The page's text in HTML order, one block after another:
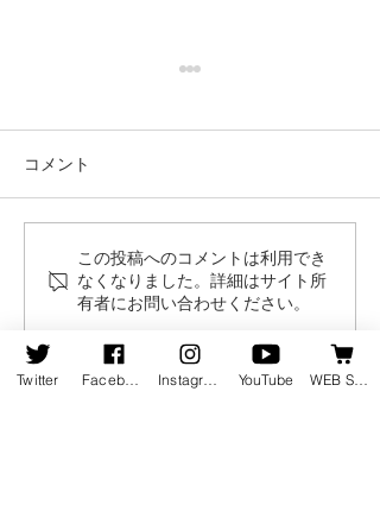
8月19日発売の新譜情報を
掲載しました
コメント
この投稿へのコメントは利用でき
なくなりました。詳細はサイト所
有者にお問い合わせください。
Twitter YouTube